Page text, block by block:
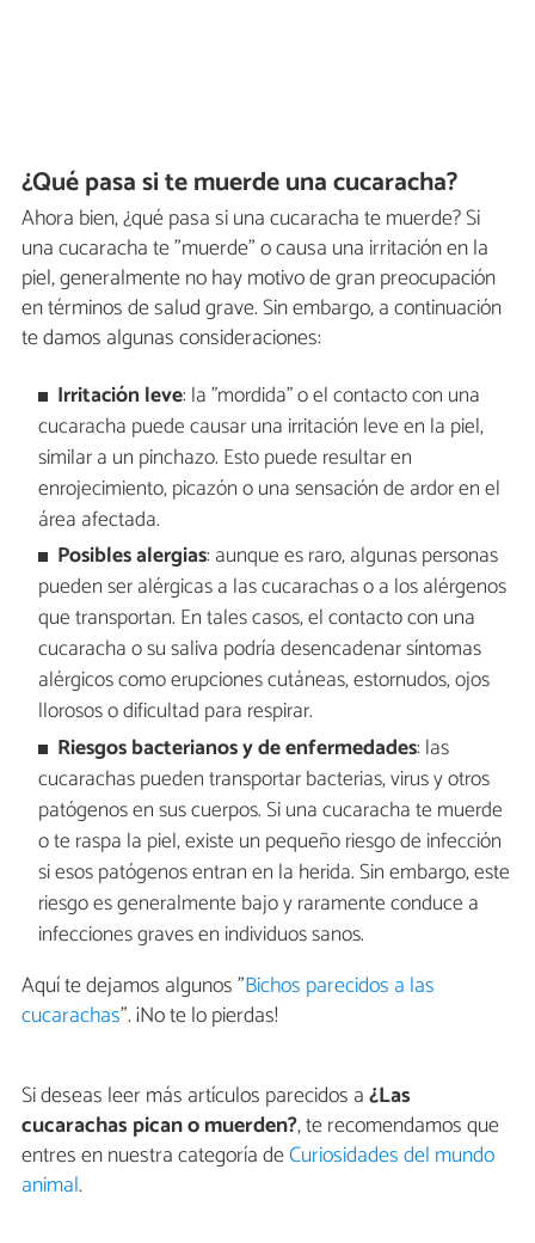
¿Qué pasa si te muerde una cucaracha?
Ahora bien, ¿qué pasa si una cucaracha te muerde? Si
una cucaracha te "muerde" o causa una irritación en la
piel, generalmente no hay motivo de gran preocupación
en términos de salud grave. Sin embargo, a continuación
te damos algunas consideraciones:
Irritación leve: la "mordida" o el contacto con una
cucaracha puede causar una irritación leve en la piel,
similar a un pinchazo. Esto puede resultar en
enrojecimiento, picazón o una sensación de ardor en el
área afectada.
Posibles alergias: aunque es raro, algunas personas
pueden ser alérgicas a las cucarachas o a los alérgenos
que transportan. En tales casos, el contacto con una
cucaracha o su saliva podría desencadenar síntomas
alérgicos como erupciones cutáneas, estornudos, ojos
llorosos o dificultad para respirar.
Riesgos bacterianos y de enfermedades: las
cucarachas pueden transportar bacterias, virus y otros
patógenos en sus cuerpos. Si una cucaracha te muerde
o te raspa la piel, existe un pequeño riesgo de infección
si esos patógenos entran en la herida. Sin embargo, este
riesgo es generalmente bajo y raramente conduce a
infecciones graves en individuos sanos.
Aquí te dejamos algunos "Bichos parecidos a las
cucarachas". ¡No te lo pierdas!
Si deseas leer más artículos parecidos a¿Las
cucarachas pican o muerden?, te recomendamos que
entres en nuestra categoría deCuriosidades del mundo
animal.